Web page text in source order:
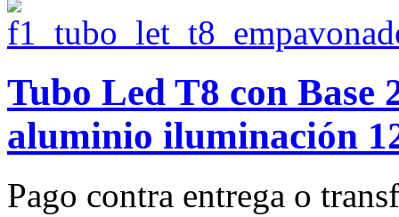
Tubo Led T8 con Base
aluminio iluminación
Pago contra entrega o